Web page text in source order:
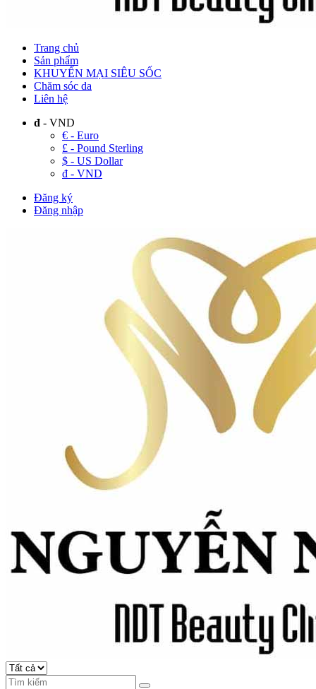
Trang chủ
Sản phẩm
KHUYẾN MẠI SIÊU SỐC
Chăm sóc da
Liên hệ
đ - VND
€ - Euro
£ - Pound Sterling
$ - US Dollar
đ - VND
Đăng ký
Đăng nhập